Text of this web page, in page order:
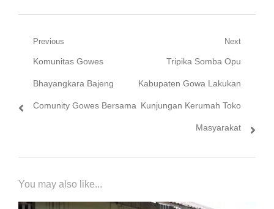
Navigasi
pos
Previous
Previous
post:
Komunitas Gowes
Bhayangkara Bajeng
Comunity Gowes Bersama
Next
Next
post:
Tripika Somba Opu
Kabupaten Gowa Lakukan
Kunjungan Kerumah Toko
Masyarakat
You may also like...